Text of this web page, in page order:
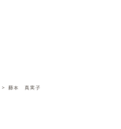
藤本 真実子